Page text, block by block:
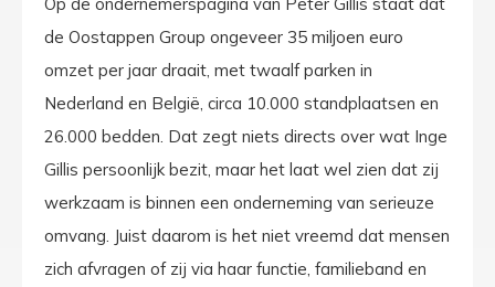
de Oostappen Group ongeveer 35 miljoen euro
omzet per jaar draait, met twaalf parken in
Nederland en België, circa 10.000 standplaatsen en
26.000 bedden. Dat zegt niets directs over wat Inge
Gillis persoonlijk bezit, maar het laat wel zien dat zij
werkzaam is binnen een onderneming van serieuze
omvang. Juist daarom is het niet vreemd dat mensen
zich afvragen of zij via haar functie, familieband en